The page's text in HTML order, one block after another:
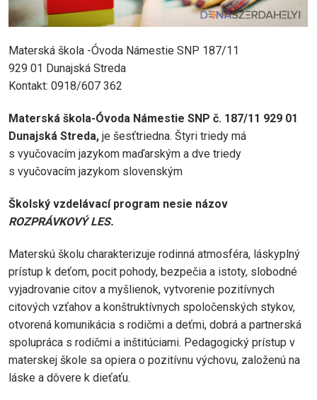
Materská škola -Óvoda Námestie SNP 187/11
929 01 Dunajská Streda
Kontakt: 0918/607 362
Materská škola-Óvoda Námestie SNP č. 187/11 929 01
Dunajská Streda, je šesťtriedna. Štyri triedy má
s vyučovacím jazykom maďarským a dve triedy
s vyučovacím jazykom slovenským
Školský vzdelávací program nesie názov
ROZPRÁVKOVÝ LES.
Materskú školu charakterizuje rodinná atmosféra, láskyplný
prístup k deťom, pocit pohody, bezpečia a istoty, slobodné
vyjadrovanie citov a myšlienok, vytvorenie pozitívnych
citových vzťahov a konštruktívnych spoločenských stykov,
otvorená komunikácia s rodičmi a deťmi, dobrá a partnerská
spolupráca s rodičmi a inštitúciami. Pedagogický prístup v
materskej škole sa opiera o pozitívnu výchovu, založenú na
láske a dôvere k dieťaťu.